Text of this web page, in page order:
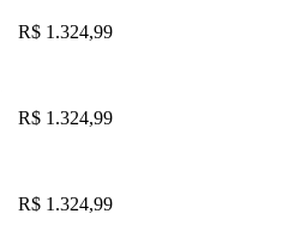
R$ 1.324,99
R$ 1.324,99
R$ 1.324,99